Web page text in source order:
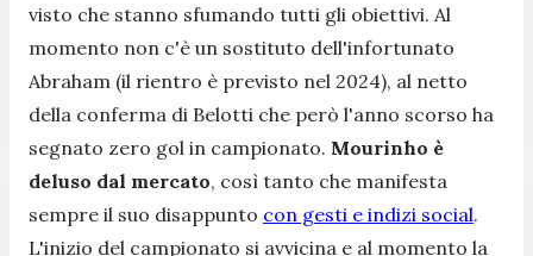
visto che stanno sfumando tutti gli obiettivi. Al
momento non c'è un sostituto dell'infortunato
Abraham (il rientro è previsto nel 2024), al netto
della conferma di Belotti che però l'anno scorso ha
segnato zero gol in campionato. Mourinho è
deluso dal mercato, così tanto che manifesta
sempre il suo disappunto con gesti e indizi social.
L'inizio del campionato si avvicina e al momento la